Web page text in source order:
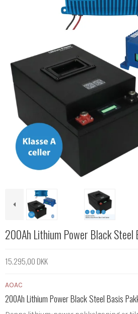
200Ah Lithium Power Black Steel
15.295,00 DKK
AOAC
200Ah Lithium Power Black Steel Basis